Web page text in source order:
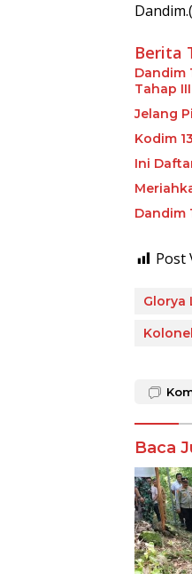
Berita
Dandim
Tahap
Jelang
Kodim
Ini
Dandim
Post
Glorya
Baca